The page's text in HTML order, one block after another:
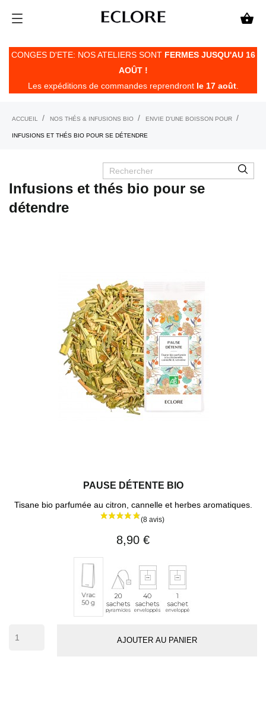

CONGES D'ETE: NOS ATELIERS SONT FERMES JUSQU'AU 16
AOÛT !
Les expéditions de commandes reprendront le 17 août.
ACCUEIL NOS THÉS & INFUSIONS BIO ENVIE D'UNE BOISSON POUR
INFUSIONS ET THÉS BIO POUR SE DÉTENDRE
Infusions et thés bio pour se
détendre
PAUSE DÉTENTE BIO
Tisane bio parfumée au citron, cannelle et herbes aromatiques.
8,90 €
Vrac
g
sachets
pyramides
40
sachets
enveloppés
1
sachet
individuel
AJOUTER AU PANIER